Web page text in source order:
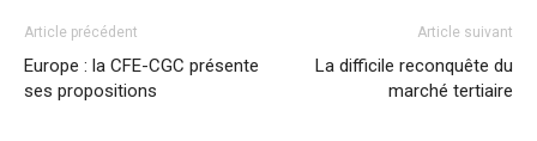
Article précédent
Europe : la CFE-CGC présente
ses propositions
Article suivant
La difficile reconquête du
marché tertiaire